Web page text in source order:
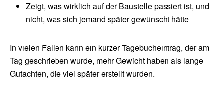
Zeigt, was wirklich auf der Baustelle passiert ist, und
nicht, was sich jemand später gewünscht hätte
In vielen Fällen kann ein kurzer Tagebucheintrag, der am
Tag geschrieben wurde, mehr Gewicht haben als lange
Gutachten, die viel später erstellt wurden.